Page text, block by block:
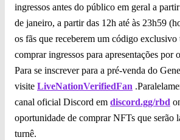
ingressos antes do público em geral a
de janeiro, a partir das 12h até às 23h59
os fãs que receberem um código exclusivo
comprar ingressos para apresentações por
Para se inscrever para a pré-venda do
visite LiveNationVerifiedFan
canal oficial Discord em discord.gg/rbd
oportunidade de comprar NFTs que serão
turnê.